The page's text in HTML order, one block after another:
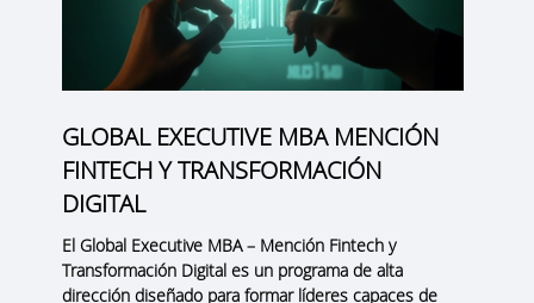
GLOBAL EXECUTIVE MBA MENCIÓN
FINTECH Y TRANSFORMACIÓN
DIGITAL
El Global Executive MBA – Mención Fintech y
Transformación Digital es un programa de alta
dirección diseñado para formar líderes capaces de